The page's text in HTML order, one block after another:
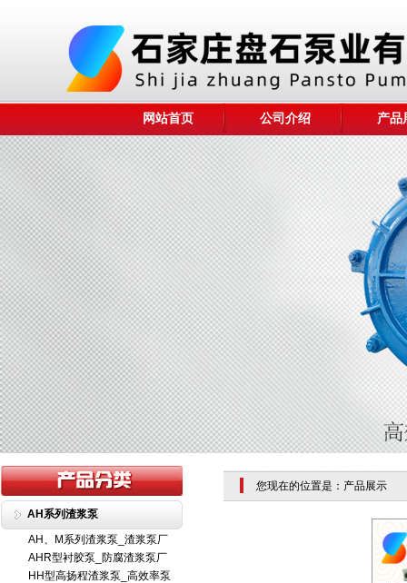
网站首页 公司介绍 产品
AH系列渣浆泵
AH、M系列渣浆泵_渣浆泵厂
AHR型衬胶泵_防腐渣浆泵厂
HH型高扬程渣浆泵_高效率泵
您现在的位置是：产品展示